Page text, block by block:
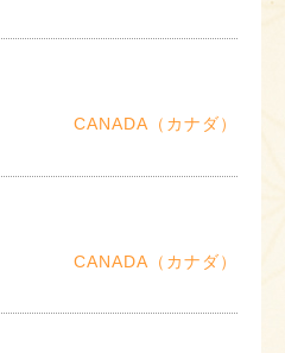
CANADA（カナダ）
CANADA（カナダ）